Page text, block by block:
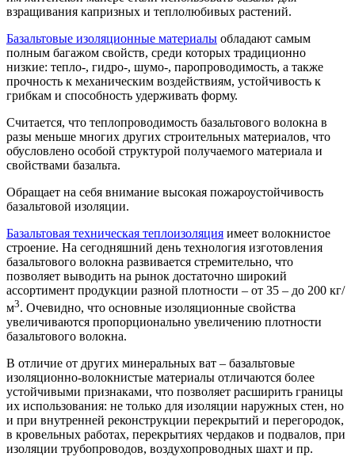
взращивания капризных и теплолюбивых растений.
Базальтовые изоляционные материалы обладают самым
полным багажом свойств, среди которых традиционно
низкие: тепло-, гидро-, шумо-, паропроводимость, а также
прочность к механическим воздействиям, устойчивость к
грибкам и способность удерживать форму.
Считается, что теплопроводимость базальтового волокна в
разы меньше многих других строительных материалов, что
обусловлено особой структурой получаемого материала и
свойствами базальта.
Обращает на себя внимание высокая пожароустойчивость
базальтовой изоляции.
Базальтовая техническая теплоизоляция имеет волокнистое
строение. На сегодняшний день технология изготовления
базальтового волокна развивается стремительно, что
позволяет выводить на рынок достаточно широкий
ассортимент продукции разной плотности – от 35 – до 200 кг/
м3. Очевидно, что основные изоляционные свойства
увеличиваются пропорционально увеличению плотности
базальтового волокна.
В отличие от других минеральных ват – базальтовые
изоляционно-волокнистые материалы отличаются более
устойчивыми признаками, что позволяет расширить границы
их использования: не только для изоляции наружных стен, но
и при внутренней реконструкции перекрытий и перегородок,
в кровельных работах, перекрытиях чердаков и подвалов, при
изоляции трубопроводов, воздухопроводных шахт и пр.